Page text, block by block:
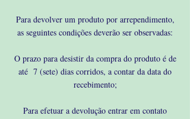
Para devolver um produto por arrependimento,
as seguintes condições deverão ser observadas:
O prazo para desistir da compra do produto é de
até 7 (sete) dias corridos, a contar da data do
recebimento;
Para efetuar a devolução entrar em contato